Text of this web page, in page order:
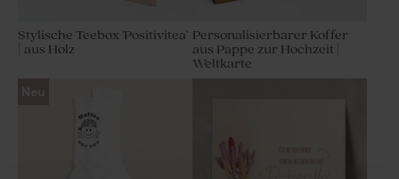
Stylische Teebox 'Positivitea'
| aus Holz
Personalisierbarer Koffer
aus Pappe zur Hochzeit |
Weltkarte
Neu